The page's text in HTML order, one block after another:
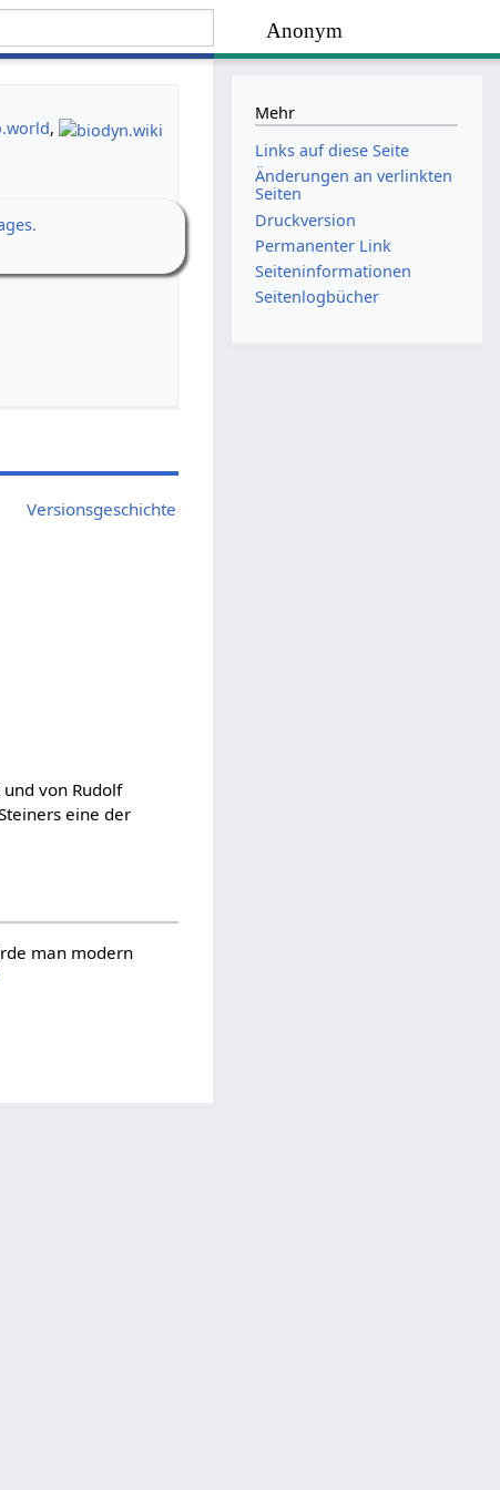
Anonym
,
Versionsgeschichte
und von Rudolf
eine der
man modern
Mehr
Links auf diese Seite
Änderungen an verlinkten
Seiten
Druckversion
Permanenter Link
Seiten­­informationen
Seitenlogbücher